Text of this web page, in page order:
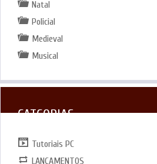
Natal
Policial
Medieval
Musical
CATGORIAS
Tutoriais PC
LANÇAMENTOS